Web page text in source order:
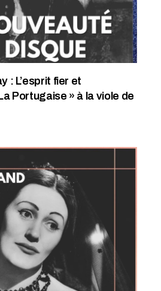
: L’esprit fier et
Portugaise » à la viole de